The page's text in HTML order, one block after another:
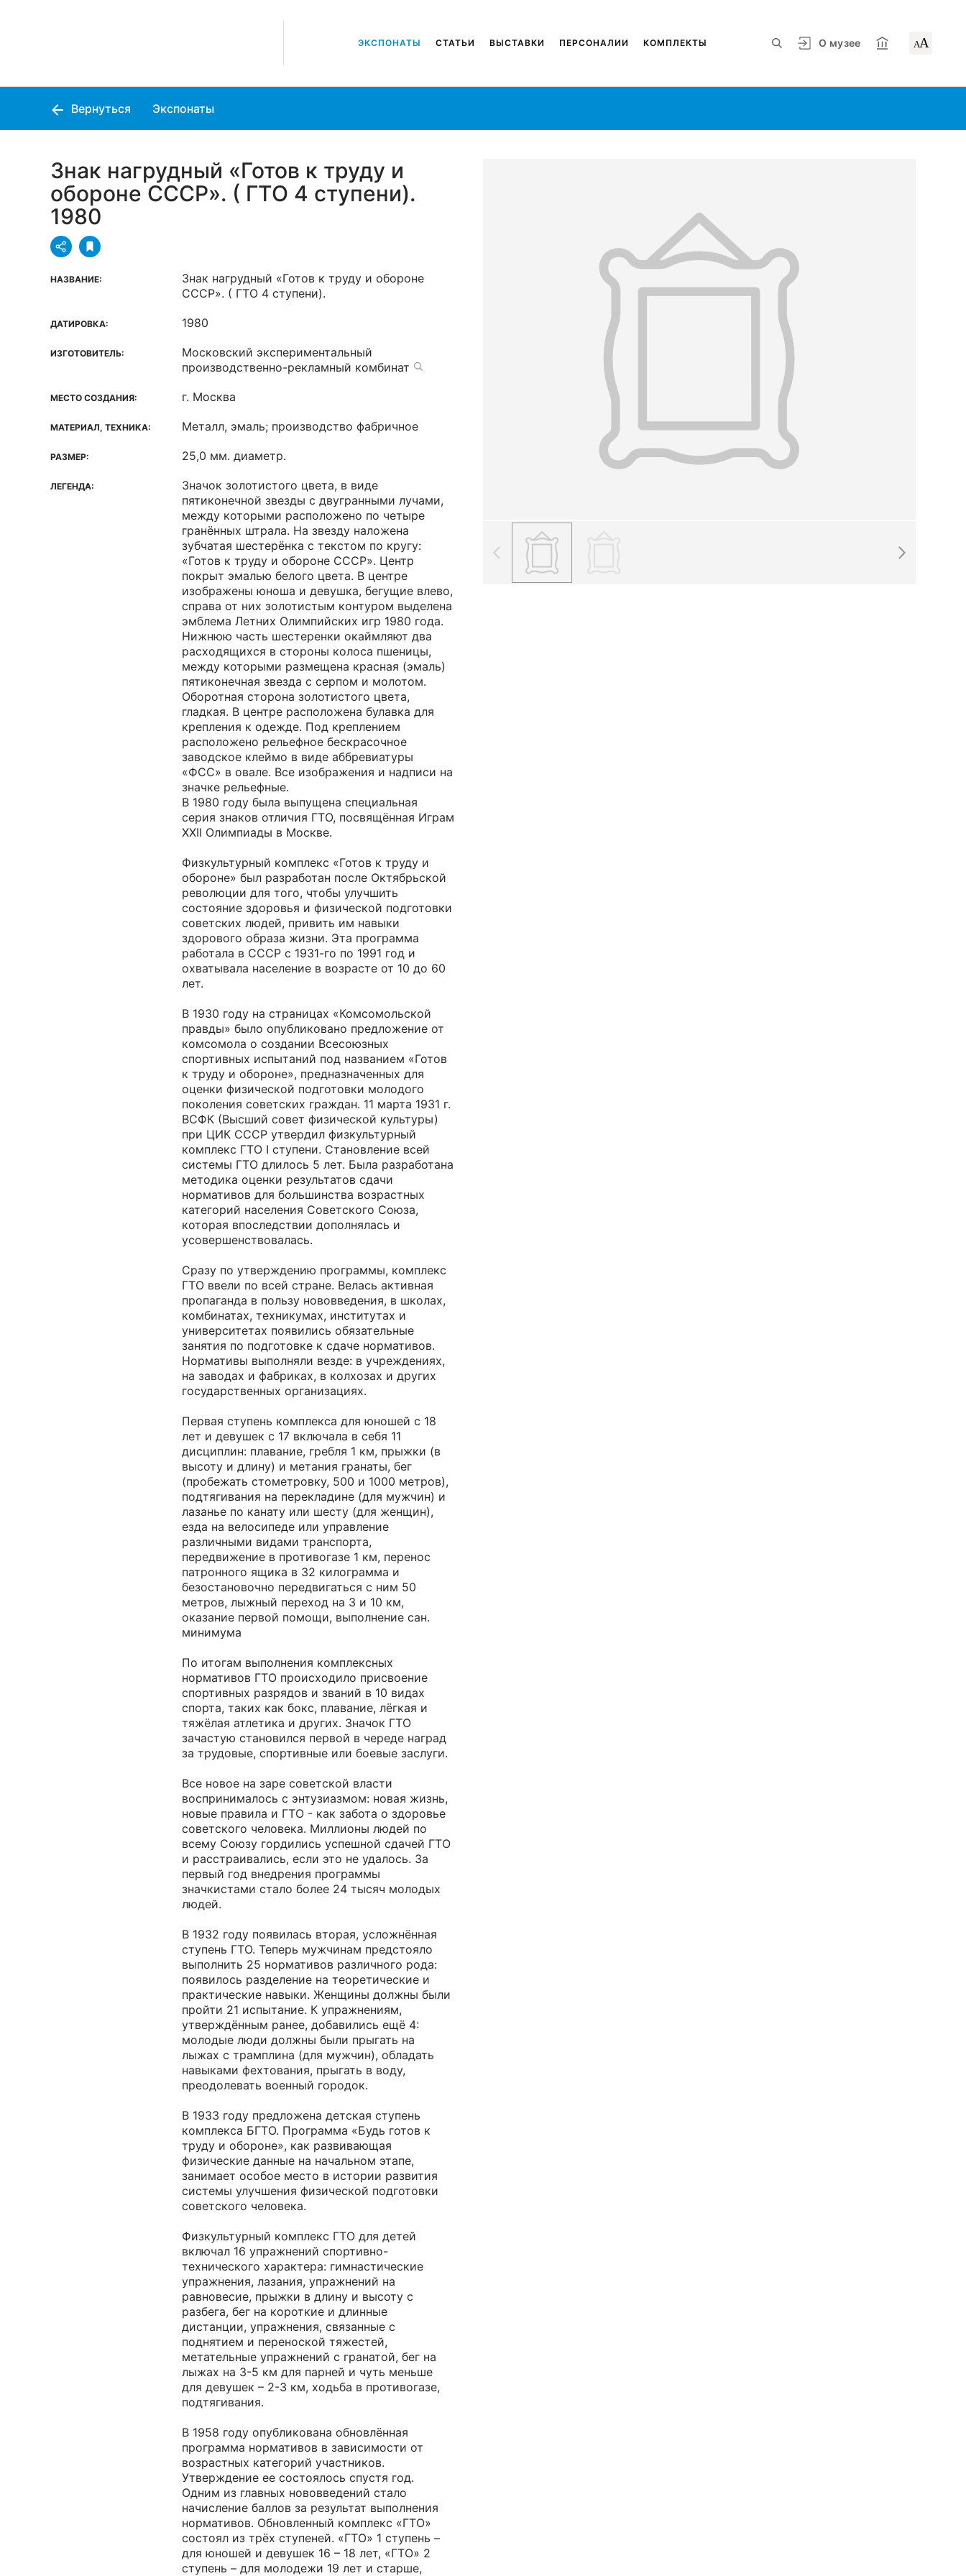
О музее АА
ЭКСПОНАТЫ СТАТЬИ ВЫСТАВКИ ПЕРСОНАЛИИ КОМПЛЕКТЫ
Вернуться Экспонаты
Знак нагрудный «Готов к труду и
обороне СССР». ( ГТО 4 ступени).
1980
НАЗВАНИЕ:
Знак нагрудный «Готов к труду и обороне
СССР». ( ГТО 4 ступени).
ДАТИРОВКА: 1980
ИЗГОТОВИТЕЛЬ:
Московский экспериментальный
производственно-рекламный комбинат
МЕСТО СОЗДАНИЯ: г. Москва
МАТЕРИАЛ, ТЕХНИКА: Металл, эмаль; производство фабричное
РАЗМЕР: 25,0 мм. диаметр.
ЛЕГЕНДА:
Значок золотистого цвета, в виде
пятиконечной звезды с двугранными лучами,
между которыми расположено по четыре
гранённых штрала. На звезду наложена
зубчатая шестерёнка с текстом по кругу:
«Готов к труду и обороне СССР». Центр
покрыт эмалью белого цвета. В центре
изображены юноша и девушка, бегущие влево,
справа от них золотистым контуром выделена
эмблема Летних Олимпийских игр 1980 года.
Нижнюю часть шестеренки окаймляют два
расходящихся в стороны колоса пшеницы,
между которыми размещена красная (эмаль)
пятиконечная звезда с серпом и молотом.
Оборотная сторона золотистого цвета,
гладкая. В центре расположена булавка для
крепления к одежде. Под креплением
расположено рельефное бескрасочное
заводское клеймо в виде аббревиатуры
«ФСС» в овале. Все изображения и надписи на
значке рельефные.
В 1980 году была выпущена специальная
серия знаков отличия ГТО, посвящённая Играм
XXII Олимпиады в Москве.
Физкультурный комплекс «Готов к труду и
обороне» был разработан после Октябрьской
революции для того, чтобы улучшить
состояние здоровья и физической подготовки
советских людей, привить им навыки
здорового образа жизни. Эта программа
работала в СССР с 1931-го по 1991 год и
охватывала население в возрасте от 10 до 60
лет.
В 1930 году на страницах «Комсомольской
правды» было опубликовано предложение от
комсомола о создании Всесоюзных
спортивных испытаний под названием «Готов
к труду и обороне», предназначенных для
оценки физической подготовки молодого
поколения советских граждан. 11 марта 1931 г.
ВСФК (Высший совет физической культуры)
при ЦИК СССР утвердил физкультурный
комплекс ГТО I ступени. Становление всей
системы ГТО длилось 5 лет. Была разработана
методика оценки результатов сдачи
нормативов для большинства возрастных
категорий населения Советского Союза,
которая впоследствии дополнялась и
усовершенствовалась.
Сразу по утверждению программы, комплекс
ГТО ввели по всей стране. Велась активная
пропаганда в пользу нововведения, в школах,
комбинатах, техникумах, институтах и
университетах появились обязательные
занятия по подготовке к сдаче нормативов.
Нормативы выполняли везде: в учреждениях,
на заводах и фабриках, в колхозах и других
государственных организациях.
Первая ступень комплекса для юношей с 18
лет и девушек с 17 включала в себя 11
дисциплин: плавание, гребля 1 км, прыжки (в
высоту и длину) и метания гранаты, бег
(пробежать стометровку, 500 и 1000 метров),
подтягивания на перекладине (для мужчин) и
лазанье по канату или шесту (для женщин),
езда на велосипеде или управление
различными видами транспорта,
передвижение в противогазе 1 км, перенос
патронного ящика в 32 килограмма и
безостановочно передвигаться с ним 50
метров, лыжный переход на 3 и 10 км,
оказание первой помощи, выполнение сан.
минимума
По итогам выполнения комплексных
нормативов ГТО происходило присвоение
спортивных разрядов и званий в 10 видах
спорта, таких как бокс, плавание, лёгкая и
тяжёлая атлетика и других. Значок ГТО
зачастую становился первой в череде наград
за трудовые, спортивные или боевые заслуги.
Все новое на заре советской власти
воспринималось с энтузиазмом: новая жизнь,
новые правила и ГТО - как забота о здоровье
советского человека. Миллионы людей по
всему Союзу гордились успешной сдачей ГТО
и расстраивались, если это не удалось. За
первый год внедрения программы
значкистами стало более 24 тысяч молодых
людей.
В 1932 году появилась вторая, усложнённая
ступень ГТО. Теперь мужчинам предстояло
выполнить 25 нормативов различного рода:
появилось разделение на теоретические и
практические навыки. Женщины должны были
пройти 21 испытание. К упражнениям,
утверждённым ранее, добавились ещё 4:
молодые люди должны были прыгать на
лыжах с трамплина (для мужчин), обладать
навыками фехтования, прыгать в воду,
преодолевать военный городок.
В 1933 году предложена детская ступень
комплекса БГТО. Программа «Будь готов к
труду и обороне», как развивающая
физические данные на начальном этапе,
занимает особое место в истории развития
системы улучшения физической подготовки
советского человека.
Физкультурный комплекс ГТО для детей
включал 16 упражнений спортивно-
технического характера: гимнастические
упражнения, лазания, упражнений на
равновесие, прыжки в длину и высоту с
разбега, бег на короткие и длинные
дистанции, упражнения, связанные с
поднятием и переноской тяжестей,
метательные упражнений с гранатой, бег на
лыжах на 3-5 км для парней и чуть меньше
для девушек – 2-3 км, ходьба в противогазе,
подтягивания.
В 1958 году опубликована обновлённая
программа нормативов в зависимости от
возрастных категорий участников.
Утверждение ее состоялось спустя год.
Одним из главных нововведений стало
начисление баллов за результат выполнения
нормативов. Обновленный комплекс «ГТО»
состоял из трёх ступеней. «ГТО» 1 ступень –
для юношей и девушек 16 – 18 лет, «ГТО» 2
ступень – для молодежи 19 лет и старше,